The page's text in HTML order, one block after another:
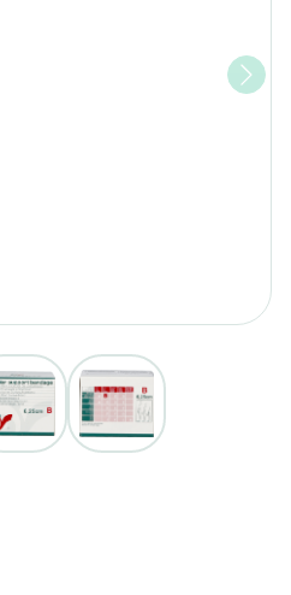
image
View larger imageView larger image